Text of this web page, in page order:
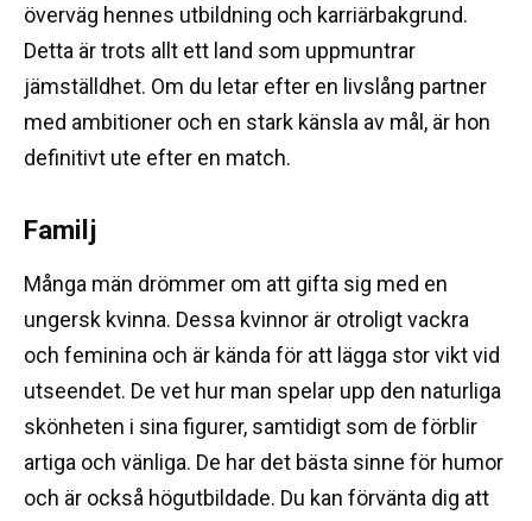
överväg hennes utbildning och karriärbakgrund.
Detta är trots allt ett land som uppmuntrar
jämställdhet. Om du letar efter en livslång partner
med ambitioner och en stark känsla av mål, är hon
definitivt ute efter en match.
Familj
Många män drömmer om att gifta sig med en
ungersk kvinna. Dessa kvinnor är otroligt vackra
och feminina och är kända för att lägga stor vikt vid
utseendet. De vet hur man spelar upp den naturliga
skönheten i sina figurer, samtidigt som de förblir
artiga och vänliga. De har det bästa sinne för humor
och är också högutbildade. Du kan förvänta dig att